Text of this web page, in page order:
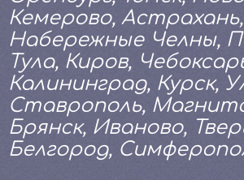
Кемерово, Астрахань,
Набережные Челны,
Тула, Киров,
Калининград, Курск,
Ставрополь,
Брянск, Иваново,
Белгород,